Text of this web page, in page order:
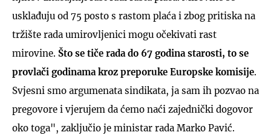
usklađuju od 75 posto s rastom plaća i zbog pritiska na
tržište rada umirovljenici mogu očekivati rast
mirovine. Što se tiče rada do 67 godina starosti, to se
provlači godinama kroz preporuke Europske komisije.
Svjesni smo argumenata sindikata, ja sam ih pozvao na
pregovore i vjerujem da ćemo naći zajednički dogovor
oko toga", zaključio je ministar rada Marko Pavić.